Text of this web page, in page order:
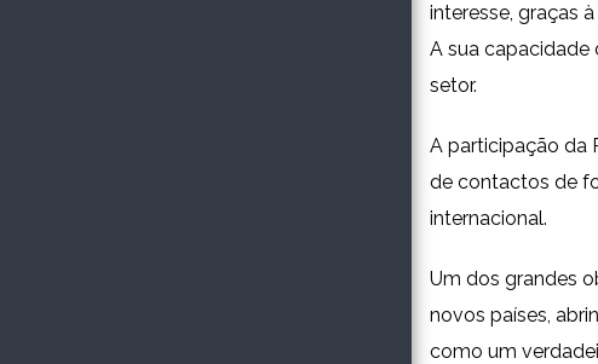
interesse, graças
A sua capacidade
setor.
A participação da
de contactos de
internacional.
Um dos grandes
novos países,
como um